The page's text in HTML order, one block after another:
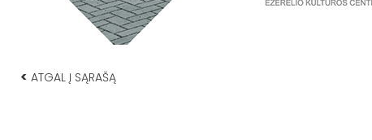
< ATGAL Į SĄRAŠĄ